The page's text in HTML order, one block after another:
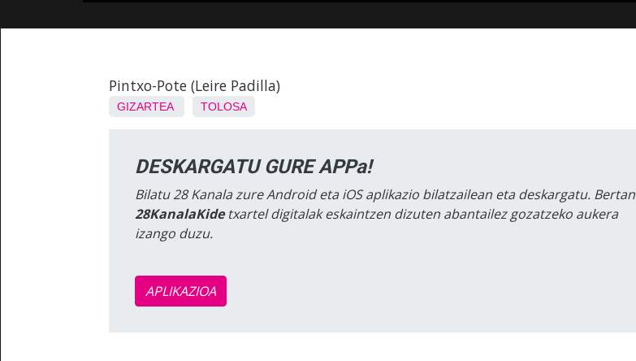
Pintxo-Pote (Leire Padilla)
GIZARTEA TOLOSA
DESKARGATU GURE APPa!
Bilatu 28 Kanala zure Android eta iOS aplikazio bilatzailean eta deskargatu. Bertan
28KanalaKidetxartel digitalak eskaintzen dizuten abantailez gozatzeko aukera
izango duzu.
APLIKAZIOA